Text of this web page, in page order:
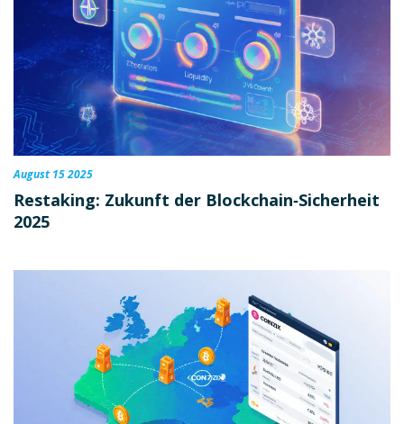
August 15 2025
Restaking: Zukunft der Blockchain‑Sicherheit
2025